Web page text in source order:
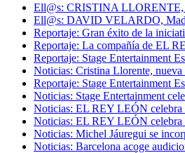
Ell@s: CRISTINA LLORENTE,
Ell@s: DAVID VELARDO,
Reportaje: Gran éxito de la
Reportaje: La compañía de EL
Reportaje: Stage Entertainment
Noticias: Cristina Llorente,
Reportaje: Stage Entertainment
Noticias: Stage Entertainment
Noticias: EL REY LEÓN celebra
Noticias: EL REY LEÓN celebra
Noticias: Michel Jáuregui se
Noticias: Barcelona acoge